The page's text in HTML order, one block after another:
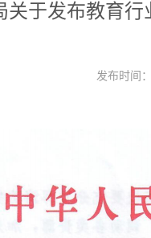
关于发布教育
发布时间